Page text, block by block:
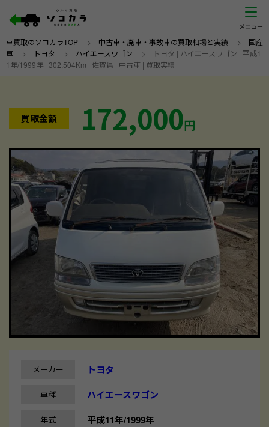
車買取のソコカラTOP > 中古車・廃車・事故車の買取相場と実績 > 国産
車 > トヨタ > ハイエースワゴン >
トヨタ | ハイエースワゴン | 平成1
1年/1999年 | 302,504Km | 佐賀県 | 中古車 | 買取実績
買取金額 172,000円
メーカー トヨタ
車種 ハイエースワゴン
年式 平成11年/1999年